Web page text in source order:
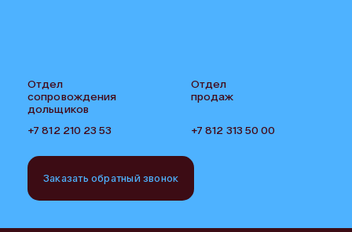
Отдел
сопровождения
дольщиков
+7 812 210 23 53
Отдел
продаж
+7 812 313 50 00
Заказать обратный звонок